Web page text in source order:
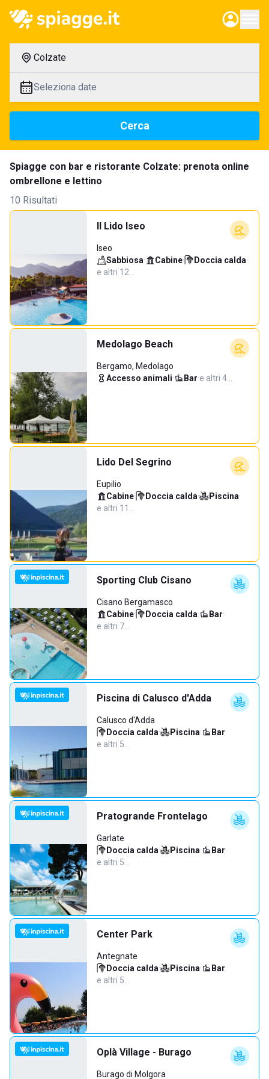
Colzate
Seleziona date
Cerca
Spiagge con bar e ristorante Colzate: prenota online
ombrellone e lettino
10 Risultati
Il Lido Iseo
Iseo
Sabbiosa· Cabine· Doccia calda·
e altri 12…
Medolago Beach
Bergamo, Medolago
Accesso animali· Bar·e altri 4…
Lido Del Segrino
Eupilio
Cabine· Doccia calda· Piscina·
e altri 11…
Sporting Club Cisano
Cisano Bergamasco
Cabine· Doccia calda· Bar·
e altri 7…
Piscina di Calusco d'Adda
Calusco d'Adda
Doccia calda· Piscina· Bar·
e altri 5…
Pratogrande Frontelago
Garlate
Doccia calda· Piscina· Bar·
e altri 5…
Center Park
Antegnate
Doccia calda· Piscina· Bar·
e altri 5…
Oplà Village - Burago
Burago di Molgora